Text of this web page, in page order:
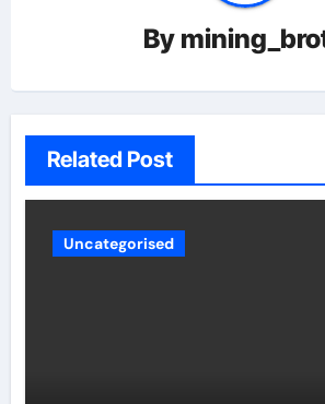
By
Related Post
Uncategorised